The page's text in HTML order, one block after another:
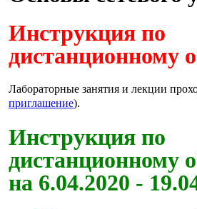
Инструкция по
дистанционному
Лабораторные занятия и лекции
приглашение).
Инструкция по
дистанционному
на 6.04.2020 -